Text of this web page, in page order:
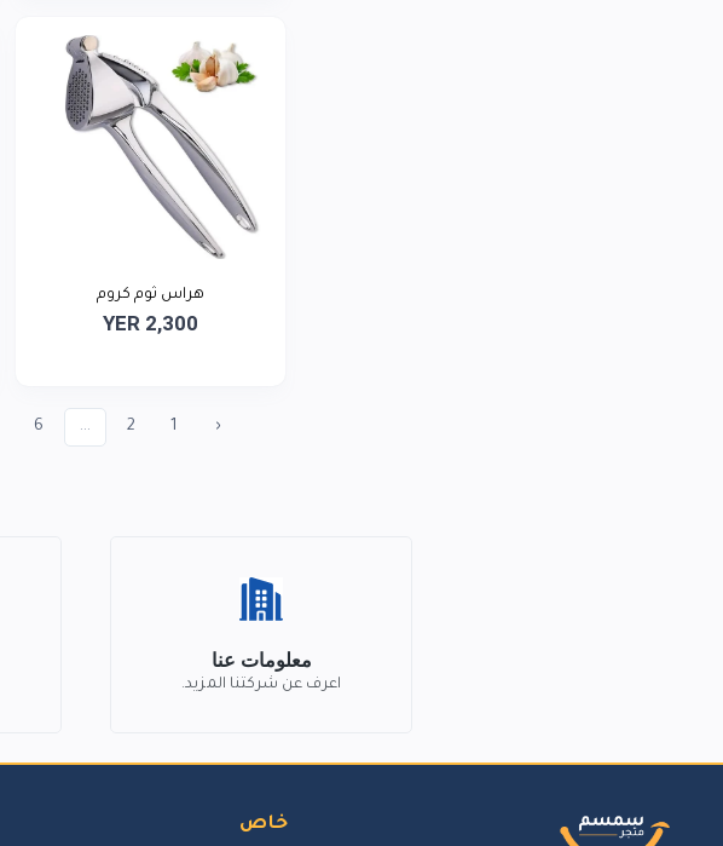
هراس ثوم كروم
YER 2,300
‹
1
2
...
6
معلومات عنا
اعرف عن شركتنا المزيد.
خاص